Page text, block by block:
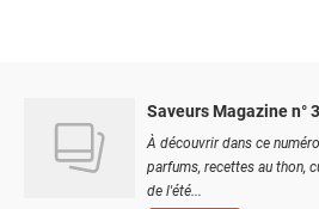
Saveurs Magazine n°
À découvrir dans ce
parfums, recettes au thon,
de l'été...